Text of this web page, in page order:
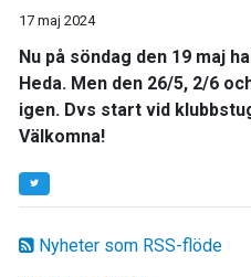
Nyheter som RSS-flöde
17 maj 2024
Nu på söndag den 19 maj
Heda. Men den 26/5, 2/6
igen. Dvs start vid
Välkomna!